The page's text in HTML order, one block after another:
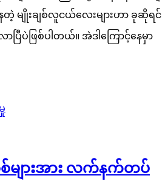
တဲ့ မျိုးချစ်လူငယ်လေးများဟာ ခုဆိုရင်
ာပြီပဲဖြစ်ပါတယ်။ အဲဒါကြောင့်နေမှာ
များအား လက်နက်တပ်